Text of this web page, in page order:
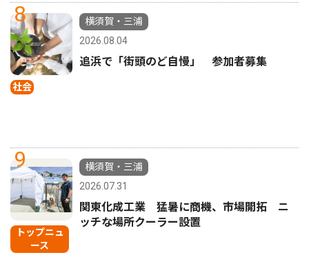
8
社会
横須賀・三浦
2026.08.04
追浜で「街頭のど自慢」 参加者募集
9
トップニュ
ース
横須賀・三浦
2026.07.31
関東化成工業 猛暑に商機、市場開拓 ニ
ッチな場所クーラー設置